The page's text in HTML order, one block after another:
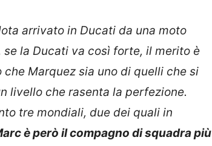
arrivato in Ducati da una moto
la Ducati va così forte, il merito è
Marquez sia uno di quelli che si
livello che rasenta la perfezione.
tre mondiali, due dei quali in
è però il compagno di squadra più